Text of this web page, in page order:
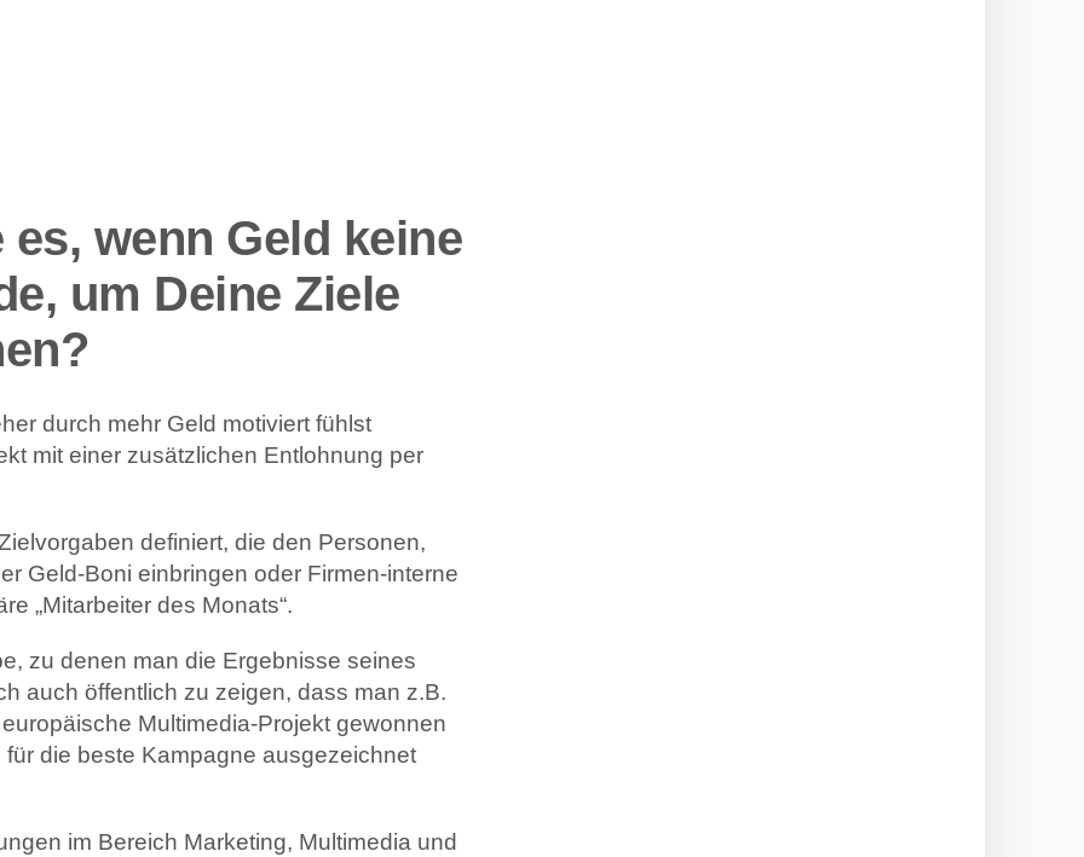
wenn Geld keine
um Deine Ziele
durch mehr Geld motiviert fühlst
mit einer zusätzlichen Entlohnung per
definiert, die den Personen,
Geld-Boni einbringen oder Firmen-interne
„Mitarbeiter des Monats“.
zu denen man die Ergebnisse seines
auch öffentlich zu zeigen, dass man z.B.
Multimedia-Projekt gewonnen
die beste Kampagne ausgezeichnet
im Bereich Marketing, Multimedia und